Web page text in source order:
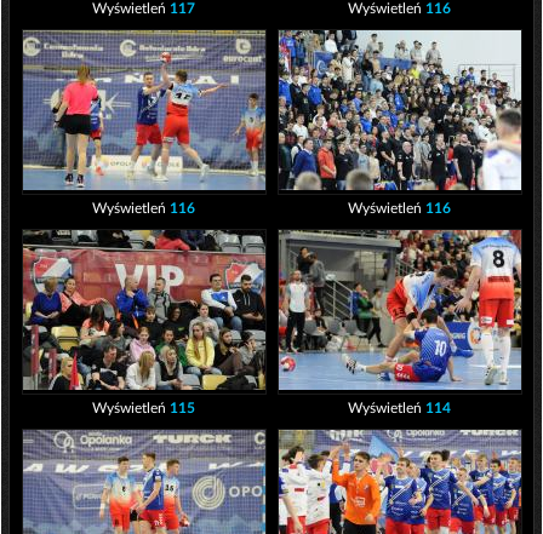
Wyświetleń 117 Wyświetleń 116
Wyświetleń 116 Wyświetleń 116
Wyświetleń 115 Wyświetleń 114